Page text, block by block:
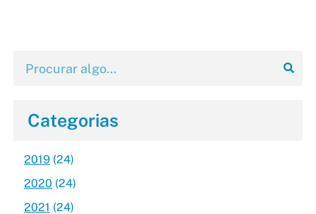
Categorias
2019(24)
2020 (24)
2021 (24)